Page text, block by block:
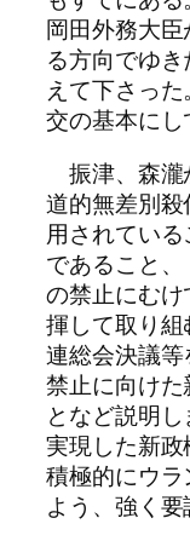
岡田外務大
る方向でゆ
えて下さっ
交の基本にし
振津、森瀧
道的無差別
用されてい
であること
の禁止にむ
揮して取り
連総会決議
禁止に向け
となど説明
実現した新
積極的にウ
よう、強く要